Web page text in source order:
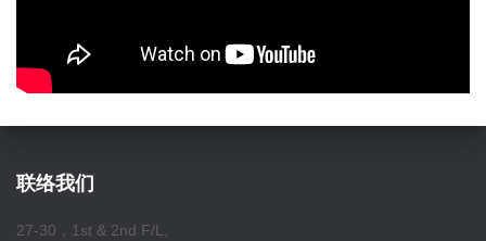
联络我们
27-30，1st & 2nd F/L,